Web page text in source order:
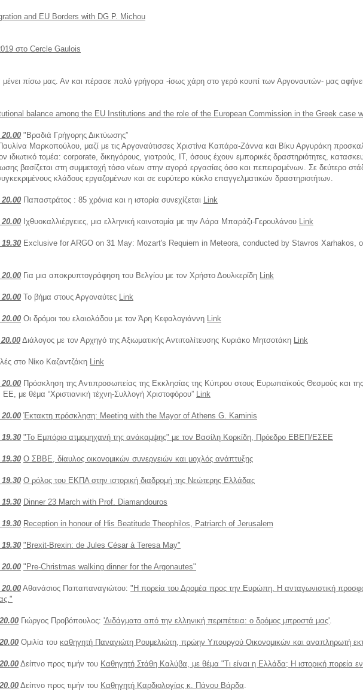
and EU Borders with DG P. Michou
στο Cercle Gaulois
μένει πίσω μας. Αν και πέρασε πολύ γρήγορα -ίσως χάρη στο γερό κουπί των Αργοναυτών- μας
balance among the EU Institutions and the role of the European Commission in the Greek case
"Βραδιά Γρήγορης Δικτύωσης”
Μαρκοπούλου, μαζί με τις Αργοναύτισσες Χριστίνα Καπάρα-Ζάννα και Βίκυ Αργυράκη
ιδιωτικό τομέα: corporate, δικηγόρους, γιατρούς, ΙΤ, όσους έχουν εμπορικές δραστηριότητες,
βασίζεται στη συμμετοχή τόσο νέων στην αγορά εργασίας όσο και πεπειραμένων. Σε δεύτερο
κλάδους εργαζομένων και σε ευρύτερο κύκλο επαγγελματικών δραστηριοτήτων.
Παπαστράτος : 85 χρόνια και η ιστορία συνεχίζεται Link
Ιχθυοκαλλιέργειες, μια ελληνική καινοτομία με την Λάρα Μπαράζι-Γερουλάνου Link
Exclusive for ARGO on 31 May: Mozart's Requiem in Meteora, conducted by Stavros Xarhakos,
Για μια αποκρυπτογράφηση του Βελγίου με τον Χρήστο Δουλκερίδη Link
Το βήμα στους Αργοναύτες Link
Οι δρόμοι του ελαιολάδου με τον Άρη Κεφαλογιάννη Link
Διάλογος με τον Αρχηγό της Αξιωματικής Αντιπολίτευσης Κυριάκο Μητσοτάκη Link
στο Νίκο Καζαντζάκη Link
Πρόσκληση της Αντιπροσωπείας της Εκκλησίας της Κύπρου στους Ευρωπαϊκούς Θεσμούς και
με θέμα “Χριστιανική τέχνη-Συλλογή Χριστοφόρου” Link
Έκτακτη πρόσκληση: Meeting with the Mayor of Athens G. Kaminis
"Το Εμπόριο ατμομηχανή της ανάκαμψης" με τον Βασίλη Κορκίδη, Πρόεδρο ΕΒΕΠ/ΕΣΕΕ
Ο ΣΒΒΕ, δίαυλος οικονομικών συνεργειών και μοχλός ανάπτυξης
Ο ρόλος του ΕΚΠΑ στην ιστορική διαδρομή της Νεώτερης Ελλάδας
Dinner 23 March with Prof. Diamandouros
Reception in honour of His Beatitude Theophilos, Patriarch of Jerusalem
"Brexit-Brexin: de Jules César à Teresa May"
"Pre-Christmas walking dinner for the Argonautes"
Αθανάσιος Παπαπαναγιώτου: "Η πορεία του Δρομέα προς την Ευρώπη. Η ανταγωνιστική
Γιώργος Προβόπουλος: 'Διδάγματα από την ελληνική περιπέτεια: ο δρόμος μπροστά μας'.
Ομιλία του καθηγητή Παναγιώτη Ρουμελιώτη, πρώην Υπουργού Οικονομικών και αναπληρωτή
Δείπνο προς τιμήν του Καθηγητή Στάθη Καλύβα, με θέμα "Τι είναι η Ελλάδα; Η ιστορική πορεία
Δείπνο προς τιμήν του Καθηγητή Καρδιολογίας κ. Πάνου Βάρδα.